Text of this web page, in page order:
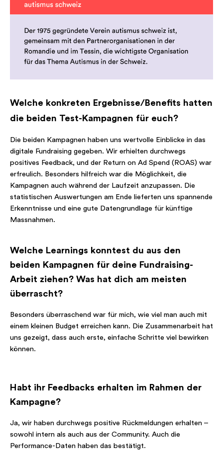
Welche konkreten Ergebnisse/Benefits hatten
die beiden Test-Kampagnen für euch?
Die beiden Kampagnen haben uns wertvolle Einblicke in das
digitale Fundraising gegeben. Wir erhielten durchwegs
positives Feedback, und der Return on Ad Spend (ROAS) war
erfreulich. Besonders hilfreich war die Möglichkeit, die
Kampagnen auch während der Laufzeit anzupassen. Die
statistischen Auswertungen am Ende lieferten uns spannende
Erkenntnisse und eine gute Datengrundlage für künftige
Massnahmen.
Welche Learnings konntest du aus den
beiden Kampagnen für deine Fundraising-
Arbeit ziehen? Was hat dich am meisten
überrascht?
Besonders überraschend war für mich, wie viel man auch mit
einem kleinen Budget erreichen kann. Die Zusammenarbeit hat
uns gezeigt, dass auch erste, einfache Schritte viel bewirken
können.
Habt ihr Feedbacks erhalten im Rahmen der
Kampagne?
Ja, wir haben durchwegs positive Rückmeldungen erhalten –
sowohl intern als auch aus der Community. Auch die
Performance-Daten haben das bestätigt.